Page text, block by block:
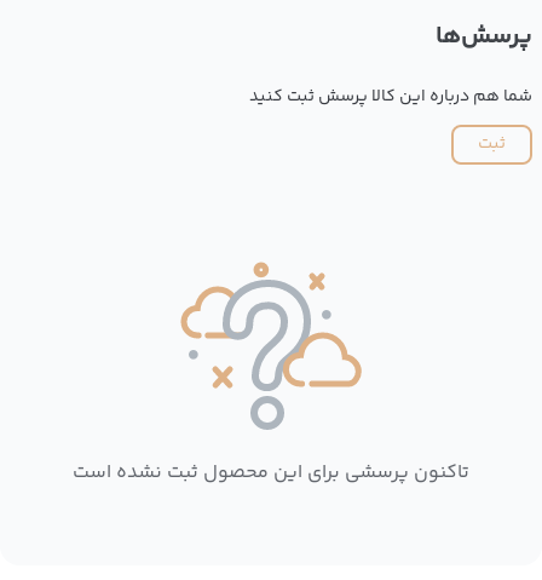
پرسش‌ها
شما هم درباره این کالا پرسش ثبت کنید
ثبت
تاکنون پرسشی برای این محصول ثبت نشده است